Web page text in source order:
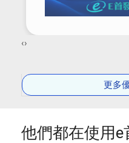
‹›
更多
他們都在使用e